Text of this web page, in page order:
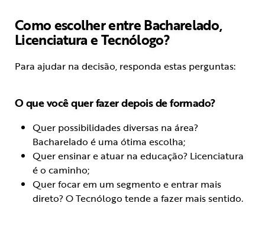
Como escolher entre Bacharelado,
Licenciatura e Tecnólogo?
Para ajudar na decisão, responda estas perguntas:
O que você quer fazer depois de formado?
Quer possibilidades diversas na área?
Bacharelado é uma ótima escolha;
Quer ensinar e atuar na educação? Licenciatura
é o caminho;
Quer focar em um segmento e entrar mais
direto? O Tecnólogo tende a fazer mais sentido.